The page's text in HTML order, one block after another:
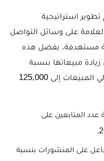
استراتيجية
على وسائل التواصل
مستهدفة. بفضل هذه
مبيعاتها بنسبة
150% خلال 6 أشهر، ليصل إجمالي المبيعات إلى 125,000
عدد المتابعين على
على المنشورات بنسبة